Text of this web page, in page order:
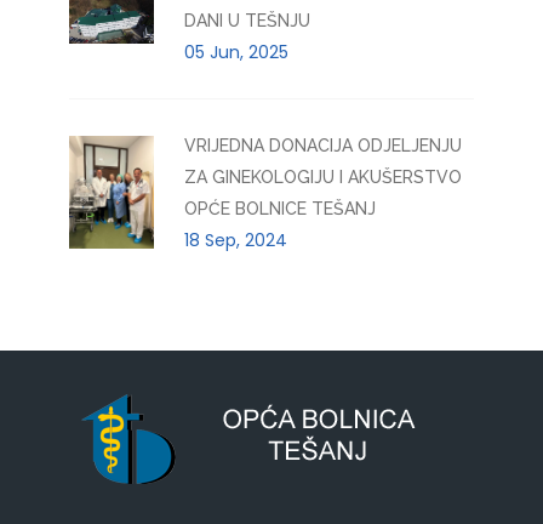
DANI U TEŠNJU
05 Jun, 2025
VRIJEDNA DONACIJA ODJELJENJU
ZA GINEKOLOGIJU I AKUŠERSTVO
OPĆE BOLNICE TEŠANJ
18 Sep, 2024